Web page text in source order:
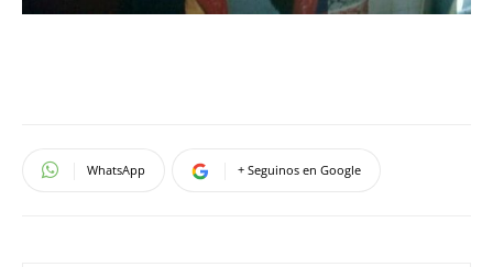
WhatsApp + Seguinos en Google